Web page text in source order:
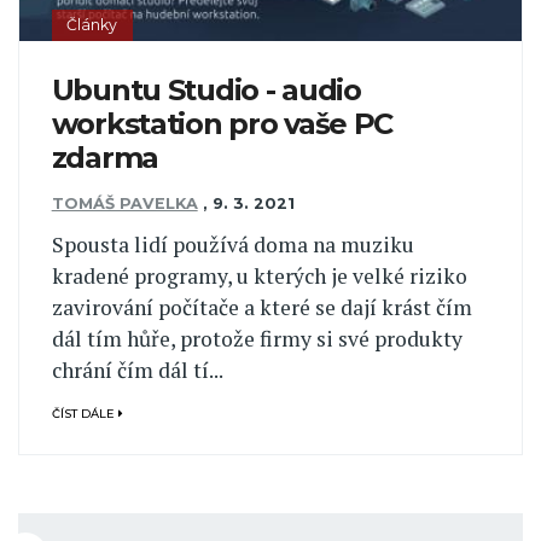
Články
Ubuntu Studio - audio
workstation pro vaše PC
zdarma
TOMÁŠ PAVELKA , 9. 3. 2021
Spousta lidí používá doma na muziku
kradené programy, u kterých je velké riziko
zavirování počítače a které se dají krást čím
dál tím hůře, protože firmy si své produkty
chrání čím dál tí...
ČÍST DÁLE